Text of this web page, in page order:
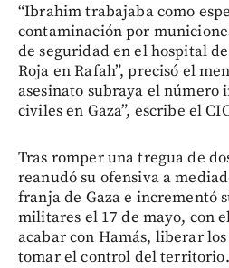
“Ibrahim trabajaba como
contaminación por
de seguridad en el hospital
Roja en Rafah”, precisó el
asesinato subraya el número
civiles en Gaza”, escribe el
Tras romper una tregua de
reanudó su ofensiva a
franja de Gaza e incrementó
militares el 17 de mayo, con
acabar con Hamás, liberar
tomar el control del territorio.